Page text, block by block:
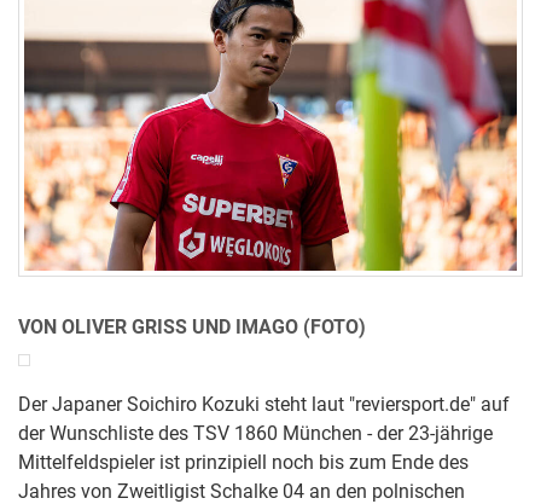
VON OLIVER GRISS UND IMAGO (FOTO)
Der Japaner Soichiro Kozuki steht laut "reviersport.de" auf
der Wunschliste des TSV 1860 München - der 23-jährige
Mittelfeldspieler ist prinzipiell noch bis zum Ende des
Jahres von Zweitligist Schalke 04 an den polnischen